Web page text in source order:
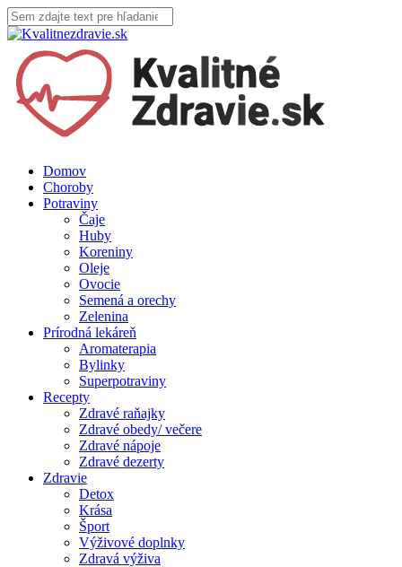
Domov
Choroby
Potraviny
Čaje
Huby
Koreniny
Oleje
Ovocie
Semená a orechy
Zelenina
Prírodná lekáreň
Aromaterapia
Bylinky
Superpotraviny
Recepty
Zdravé raňajky
Zdravé obedy/ večere
Zdravé nápoje
Zdravé dezerty
Zdravie
Detox
Krása
Šport
Výživové doplnky
Zdravá výživa